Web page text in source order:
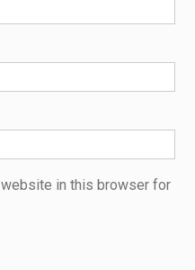
website in this browser for